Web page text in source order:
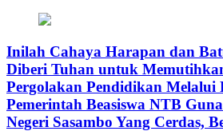
Inilah Cahaya Harapan dan
Diberi Tuhan untuk
Pergolakan Pendidikan Melalui
Pemerintah Beasiswa NTB
Negeri Sasambo Yang Cerdas,